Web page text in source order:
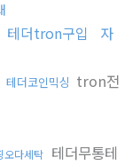
테더tron구입
자
테더코인믹싱 tron전
오다세탁 테더무통테